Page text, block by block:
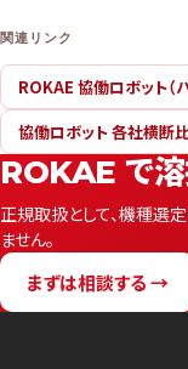
関連リンク
ROKAE 協働ロボット（ハ
協働ロボット 各社横断
ROKAE で溶
正規取扱として、機種選
ません。
まずは相談する →